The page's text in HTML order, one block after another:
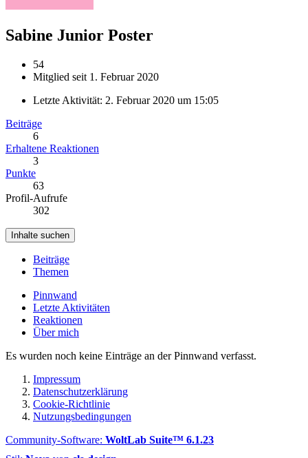
Sabine Junior Poster
54
Mitglied seit 1. Februar 2020
Letzte Aktivität: 2. Februar 2020 um 15:05
Beiträge
6
Erhaltene Reaktionen
3
Punkte
63
Profil-Aufrufe
302
Inhalte suchen
Beiträge
Themen
Pinnwand
Letzte Aktivitäten
Reaktionen
Über mich
Es wurden noch keine Einträge an der Pinnwand verfasst.
Impressum
Datenschutzerklärung
Cookie-Richtlinie
Nutzungsbedingungen
Community-Software: WoltLab Suite™ 6.1.23